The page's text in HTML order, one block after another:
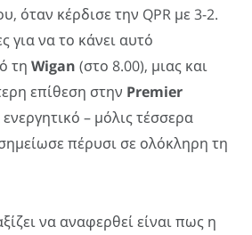
όταν κέρδισε την QPR με 3-2.
για να το κάνει αυτό
τη Wigan (στο 8.00), μιας και
επίθεση στην Premier
– μόλις τέσσερα
πέρυσι σε ολόκληρη τη
να αναφερθεί είναι πως η